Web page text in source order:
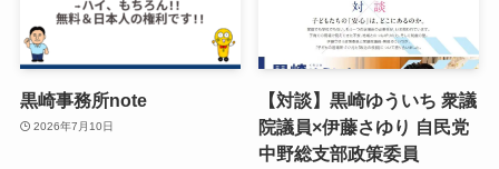
黒崎事務所note
2026年7月10日
【対談】黒崎ゆういち 衆議
院議員×伊藤さゆり 自民党
中野総支部政策委員